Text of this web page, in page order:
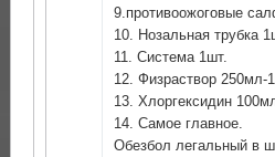
9.противоожоговые
10. Нозальная трубка
11. Система 1шт.
12. Физраствор 250мл-
13. Хлоргексидин
14. Самое главное.
Обезбол легальный в